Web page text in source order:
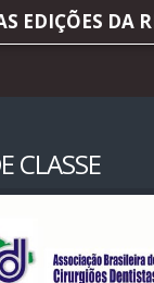
EDIÇÕES DA
CLASSE